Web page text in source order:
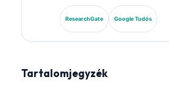
orvostudományban és a
Német Klinikai Kémiai Társaság
diagnosztikai panel-elemzésre,
ResearchGate Google Tudós
Tartalomjegyzék